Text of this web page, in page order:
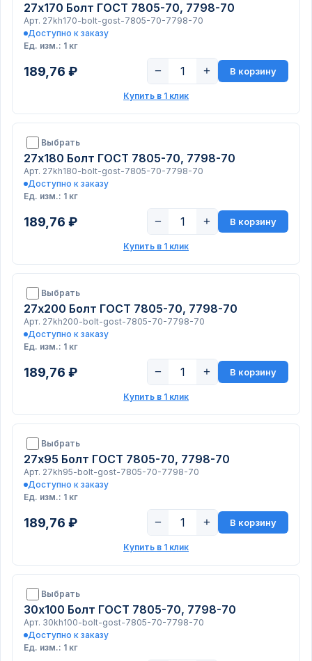
27х170 Болт ГОСТ 7805-70, 7798-70
Арт. 27kh170-bolt-gost-7805-70-7798-70
Доступно к заказу
Ед. изм.: 1 кг
189,76 ₽ − + В корзину
Купить в 1 клик
Выбрать
27х180 Болт ГОСТ 7805-70, 7798-70
Арт. 27kh180-bolt-gost-7805-70-7798-70
Доступно к заказу
Ед. изм.: 1 кг
189,76 ₽ − + В корзину
Купить в 1 клик
Выбрать
27х200 Болт ГОСТ 7805-70, 7798-70
Арт. 27kh200-bolt-gost-7805-70-7798-70
Доступно к заказу
Ед. изм.: 1 кг
189,76 ₽ − + В корзину
Купить в 1 клик
Выбрать
27х95 Болт ГОСТ 7805-70, 7798-70
Арт. 27kh95-bolt-gost-7805-70-7798-70
Доступно к заказу
Ед. изм.: 1 кг
189,76 ₽ − + В корзину
Купить в 1 клик
Выбрать
30х100 Болт ГОСТ 7805-70, 7798-70
Арт. 30kh100-bolt-gost-7805-70-7798-70
Доступно к заказу
Ед. изм.: 1 кг